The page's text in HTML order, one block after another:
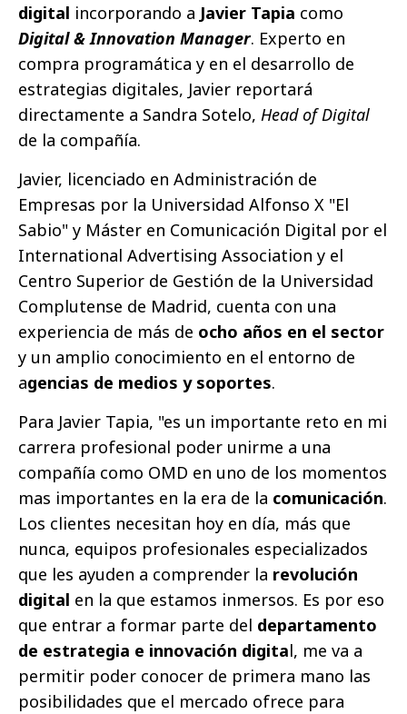
digital incorporando a Javier Tapia como
Digital & Innovation Manager. Experto en
compra programática y en el desarrollo de
estrategias digitales, Javier reportará
directamente a Sandra Sotelo, Head of Digital
de la compañía.
Javier, licenciado en Administración de
Empresas por la Universidad Alfonso X "El
Sabio" y Máster en Comunicación Digital por el
International Advertising Association y el
Centro Superior de Gestión de la Universidad
Complutense de Madrid, cuenta con una
experiencia de más de ocho años en el sector
y un amplio conocimiento en el entorno de
agencias de medios y soportes.
Para Javier Tapia, "es un importante reto en mi
carrera profesional poder unirme a una
compañía como OMD en uno de los momentos
mas importantes en la era de la comunicación.
Los clientes necesitan hoy en día, más que
nunca, equipos profesionales especializados
que les ayuden a comprender la revolución
digital en la que estamos inmersos. Es por eso
que entrar a formar parte del departamento
de estrategia e innovación digital, me va a
permitir poder conocer de primera mano las
posibilidades que el mercado ofrece para